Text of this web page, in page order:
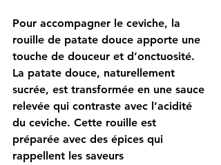
Pour accompagner le ceviche, la
rouille de patate douce apporte une
touche de douceur et d’onctuosité.
La patate douce, naturellement
sucrée, est transformée en une sauce
relevée qui contraste avec l’acidité
du ceviche. Cette rouille est
préparée avec des épices qui
rappellent les saveurs